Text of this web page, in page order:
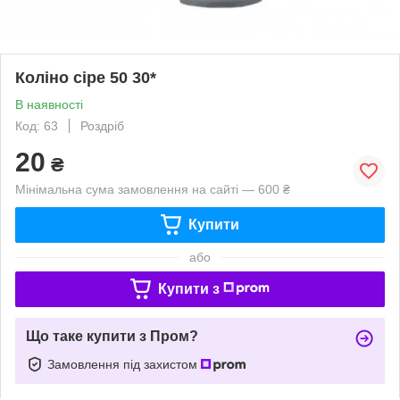
Коліно сіре 50 30*
В наявності
Код: 63
Роздріб
20 ₴
Мінімальна сума замовлення на сайті — 600 ₴
Купити
або
Купити з
Що таке купити з Пром?
Замовлення під захистом